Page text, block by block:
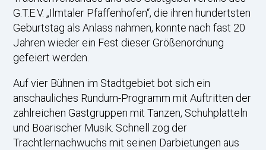
G.T.E.V. „Ilmtaler Pfaffenhofen“, die ihren hundertsten
Geburtstag als Anlass nahmen, konnte nach fast 20
Jahren wieder ein Fest dieser Größenordnung
gefeiert werden.
Auf vier Bühnen im Stadtgebiet bot sich ein
anschauliches Rundum-Programm mit Auftritten der
zahlreichen Gastgruppen mit Tanzen, Schuhplatteln
und Boarischer Musik. Schnell zog der
Trachtlernachwuchs mit seinen Darbietungen aus